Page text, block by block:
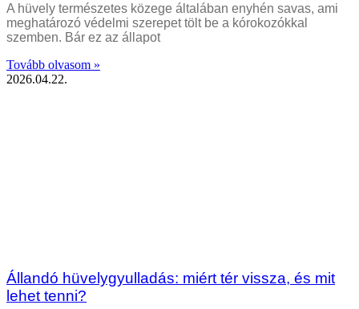
A hüvely természetes közege általában enyhén savas, ami
meghatározó védelmi szerepet tölt be a kórokozókkal
szemben. Bár ez az állapot
Tovább olvasom »
2026.04.22.
Állandó hüvelygyulladás: miért tér vissza, és mit
lehet tenni?